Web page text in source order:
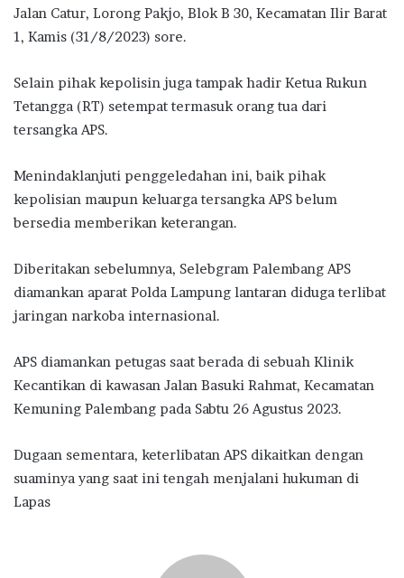
Jalan Catur, Lorong Pakjo, Blok B 30, Kecamatan Ilir Barat
1, Kamis (31/8/2023) sore.
Selain pihak kepolisin juga tampak hadir Ketua Rukun
Tetangga (RT) setempat termasuk orang tua dari
tersangka APS.
Menindaklanjuti penggeledahan ini, baik pihak
kepolisian maupun keluarga tersangka APS belum
bersedia memberikan keterangan.
Diberitakan sebelumnya, Selebgram Palembang APS
diamankan aparat Polda Lampung lantaran diduga terlibat
jaringan narkoba internasional.
APS diamankan petugas saat berada di sebuah Klinik
Kecantikan di kawasan Jalan Basuki Rahmat, Kecamatan
Kemuning Palembang pada Sabtu 26 Agustus 2023.
Dugaan sementara, keterlibatan APS dikaitkan dengan
suaminya yang saat ini tengah menjalani hukuman di
Lapas